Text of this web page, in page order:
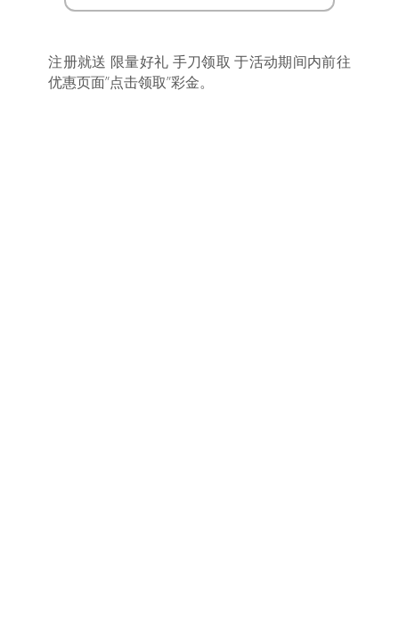
注册就送 限量好礼 手刀领取 于活动期间内前往
优惠页面”点击领取”彩金。